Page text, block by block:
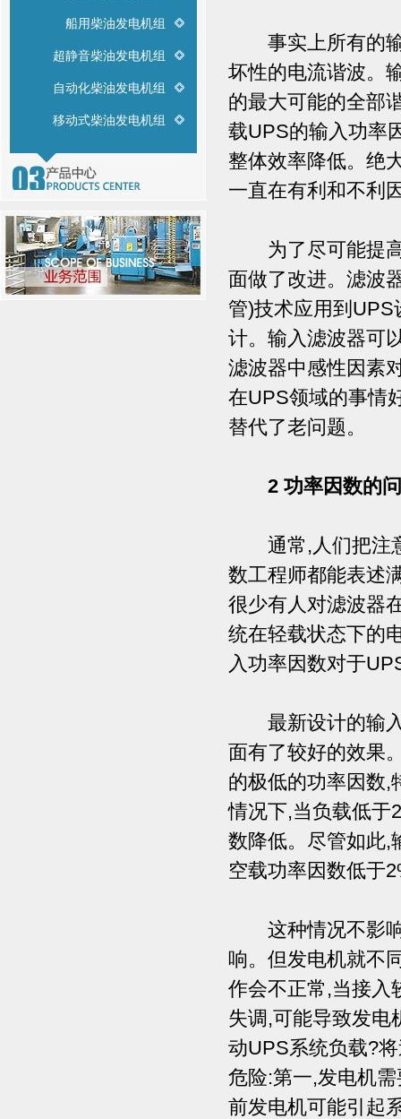
船用柴油发电机组
超静音柴油发电机组
自动化柴油发电机组
移动式柴油发电机组
事实上所有的输
坏性的电流谐波。
的最大可能的全部
载UPS的输入功率
整体效率降低。绝
一直在有利和不利
为了尽可能提高
面做了改进。滤波
管)技术应用到
计。输入滤波器可
滤波器中感性因素
在UPS领域的事情
替代了老问题。
2 功率因数的
通常,人们把注意
数工程师都能表述
很少有人对滤波器
统在轻载状态下的
入功率因数对于
最新设计的输入
面有了较好的效果
的极低的功率因数,
情况下,当负载低于
数降低。尽管如此,
空载功率因数低于
这种情况不影响
响。但发电机就不
作会不正常,当接入
失调,可能导致发电
动UPS系统负载?
危险:第一,发电机
前发电机可能引起